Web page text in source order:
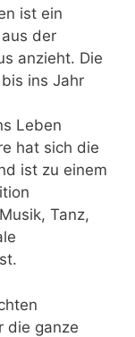
ist ein
der
anzieht. Die
ins Jahr
Leben
hat sich die
ist zu einem
Tanz,
die ganze